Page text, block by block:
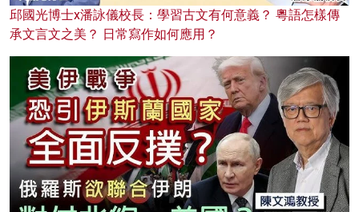
邱國光博士x潘詠儀校長：學習古文有何意義？ 粵語怎樣傳
承文言文之美？ 日常寫作如何應用？